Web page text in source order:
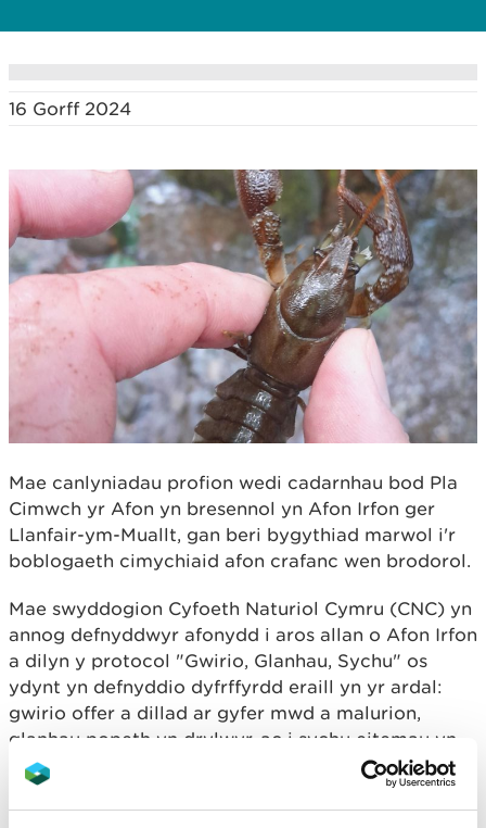
16 Gorff 2024
Mae canlyniadau profion wedi cadarnhau bod Pla
Cimwch yr Afon yn bresennol yn Afon Irfon ger
Llanfair-ym-Muallt, gan beri bygythiad marwol i'r
boblogaeth cimychiaid afon crafanc wen brodorol.
Mae swyddogion Cyfoeth Naturiol Cymru (CNC) yn
annog defnyddwyr afonydd i aros allan o Afon Irfon
a dilyn y protocol "Gwirio, Glanhau, Sychu" os
ydynt yn defnyddio dyfrffyrdd eraill yn yr ardal:
gwirio offer a dillad ar gyfer mwd a malurion,
glanhau popeth yn drylwyr, ac i sychu eitemau yn
llwyr cyn mynd i mewn i gyrff dŵr eraill.